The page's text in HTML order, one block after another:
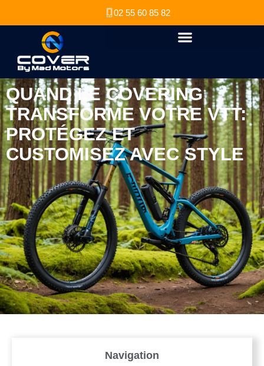
02 55 60 85 82
QUAND LE COVERING
TRANSFORME VOTRE VTT:
PROTÉGEZ ET
CUSTOMISEZ AVEC STYLE
Navigation